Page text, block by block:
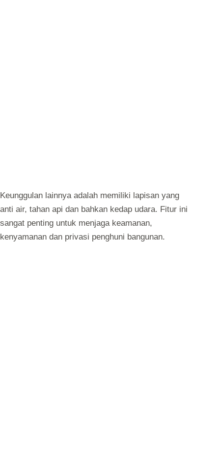
Keunggulan lainnya adalah memiliki lapisan yang
anti air, tahan api dan bahkan kedap udara. Fitur ini
sangat penting untuk menjaga keamanan,
kenyamanan dan privasi penghuni bangunan.